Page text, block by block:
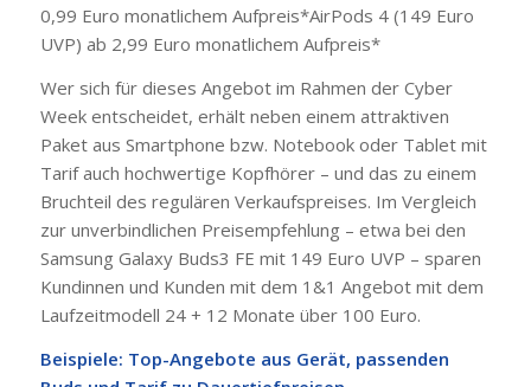
0,99 Euro monatlichem Aufpreis*AirPods 4 (149 Euro
UVP) ab 2,99 Euro monatlichem Aufpreis*
Wer sich für dieses Angebot im Rahmen der Cyber
Week entscheidet, erhält neben einem attraktiven
Paket aus Smartphone bzw. Notebook oder Tablet mit
Tarif auch hochwertige Kopfhörer – und das zu einem
Bruchteil des regulären Verkaufspreises. Im Vergleich
zur unverbindlichen Preisempfehlung – etwa bei den
Samsung Galaxy Buds3 FE mit 149 Euro UVP – sparen
Kundinnen und Kunden mit dem 1&1 Angebot mit dem
Laufzeitmodell 24 + 12 Monate über 100 Euro.
Beispiele: Top-Angebote aus Gerät, passenden